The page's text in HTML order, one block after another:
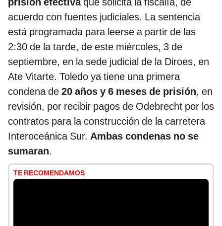
acuerdo con fuentes judiciales. La sentencia
está programada para leerse a partir de las
2:30 de la tarde, de este miércoles, 3 de
septiembre, en la sede judicial de la Diroes, en
Ate Vitarte. Toledo ya tiene una primera
condena de 20 años y 6 meses de prisión, en
revisión, por recibir pagos de Odebrecht por los
contratos para la construcción de la carretera
Interoceánica Sur. Ambas condenas no se
sumaran.
TE RECOMENDAMOS